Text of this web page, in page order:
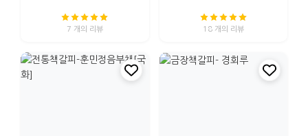
7 개의 리뷰 18 개의 리뷰